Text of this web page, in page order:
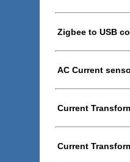
Zigbee to USB
AC Current
Current
Current